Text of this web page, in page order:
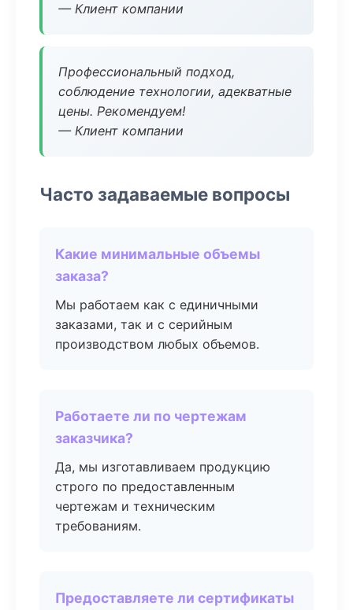
— Клиент компании
Профессиональный подход,
соблюдение технологии, адекватные
цены. Рекомендуем!
— Клиент компании
Часто задаваемые вопросы
Какие минимальные объемы
заказа?
Мы работаем как с единичными
заказами, так и с серийным
производством любых объемов.
Работаете ли по чертежам
заказчика?
Да, мы изготавливаем продукцию
строго по предоставленным
чертежам и техническим
требованиям.
Предоставляете ли сертификаты